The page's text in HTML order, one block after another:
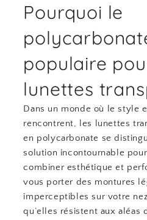
Pourquoi le
populaire
lunettes
Dans un monde où le style
rencontrent, les lunettes
en polycarbonate se
solution incontournable
combiner esthétique et
vous porter des montures
imperceptibles sur votre
qu’elles résistent aux aléas